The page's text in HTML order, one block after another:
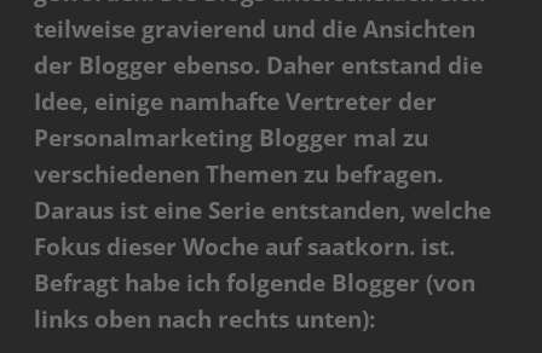
teilweise gravierend und die Ansichten
der Blogger ebenso. Daher entstand die
Idee, einige namhafte Vertreter der
Personalmarketing Blogger mal zu
verschiedenen Themen zu befragen.
Daraus ist eine Serie entstanden, welche
Fokus dieser Woche auf saatkorn. ist.
Befragt habe ich folgende Blogger (von
links oben nach rechts unten):